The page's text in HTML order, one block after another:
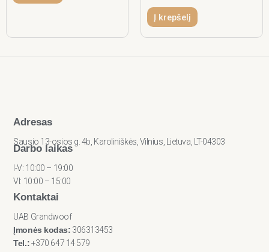
Į krepšelį
Adresas
Sausio 13-osios g. 4b, Karoliniškės, Vilnius, Lietuva, LT-04303
Darbo laikas
I-V: 10:00 – 19:00
VI: 10:00 – 15:00
Kontaktai
UAB Grandwoof
Įmonės kodas: 306313453
Tel.:+370 647 14 579